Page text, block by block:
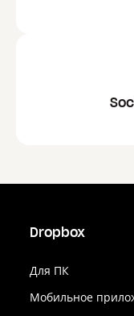
Dropbox
Для ПК
Мобильное